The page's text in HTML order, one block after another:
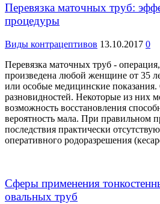
Перевязка маточных труб:
процедуры
Виды контрацептивов 13.10.2017 0
Перевязка маточных труб -
произведена любой женщине от 35
или особые медицинские показания.
разновидностей. Некоторые из них
возможность восстановления
вероятность мала. При правильном
последствия практически
оперативного родоразрешения
Сферы применения
овальных труб